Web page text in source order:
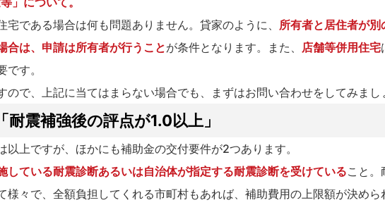
である場合は何も問題ありません。貸家のように、 所有者と居住者が別
合は、申請は所有者が行うことが条件となります。また、 店舗等併用住宅
す。
ので、上記に当てはまらない場合でも、まずはお問い合わせをしてみまし
震補強後の評点が1.0以上」
上ですが、ほかにも補助金の交付要件が2つあります。
している耐震診断あるいは自治体が指定する耐震診断を受けていること。
様々で、全額負担してくれる市町村もあれば、補助費用の上限額が決めら